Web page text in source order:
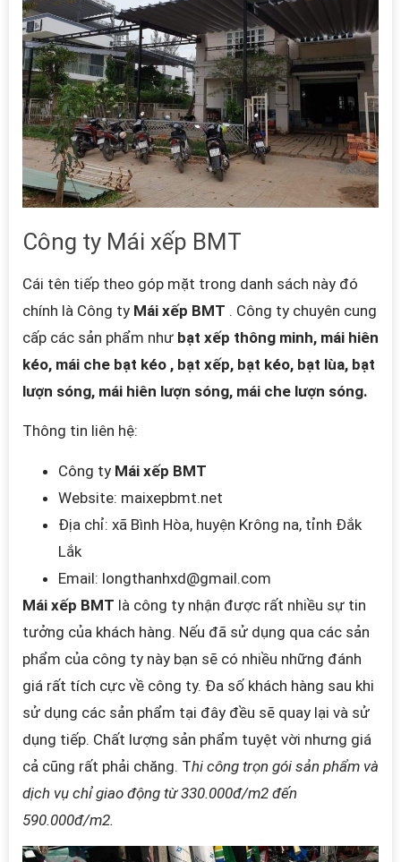
Công ty Mái xếp BMT
Cái tên tiếp theo góp mặt trong danh sách này đó
chính là Công ty Mái xếp BMT . Công ty chuyên cung
cấp các sản phẩm như bạt xếp thông minh, mái hiên
kéo, mái che bạt kéo , bạt xếp, bạt kéo, bạt lùa, bạt
lượn sóng, mái hiên lượn sóng, mái che lượn sóng.
Thông tin liên hệ:
Công ty Mái xếp BMT
Website: maixepbmt.net
Địa chỉ: xã Bình Hòa, huyện Krông na, tỉnh Đắk
Lắk
Email: longthanhxd@gmail.com
Mái xếp BMT là công ty nhận được rất nhiều sự tin
tưởng của khách hàng. Nếu đã sử dụng qua các sản
phẩm của công ty này bạn sẽ có nhiều những đánh
giá rất tích cực về công ty. Đa số khách hàng sau khi
sử dụng các sản phẩm tại đây đều sẽ quay lại và sử
dụng tiếp. Chất lượng sản phẩm tuyệt vời nhưng giá
cả cũng rất phải chăng. Thi công trọn gói sản phẩm và
dịch vụ chỉ giao động từ 330.000đ/m2 đến
590.000đ/m2.